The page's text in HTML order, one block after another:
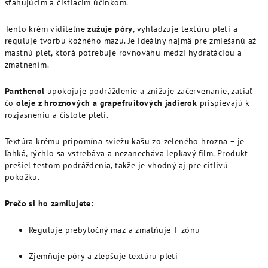
sťahujúcim a čistiacim účinkom.
Tento krém viditeľnezužuje póry, vyhladzuje textúru pleti a
reguluje tvorbu kožného mazu. Je ideálny najmä pre zmiešanú až
mastnú pleť, ktorá potrebuje rovnováhu medzi hydratáciou a
zmatnením.
Panthenol upokojuje podráždenie a znižuje začervenanie, zatiaľ
čooleje z hroznových a grapefruitových jadierok prispievajú k
rozjasneniu a čistote pleti.
Textúra krému pripomína sviežu kašu zo zeleného hrozna – je
ľahká, rýchlo sa vstrebáva a nezanecháva lepkavý film. Produkt
prešiel testom podráždenia, takže je vhodný aj pre citlivú
pokožku.
Prečo si ho zamilujete:
Reguluje prebytočný maz a zmatňuje T-zónu
Zjemňuje póry a zlepšuje textúru pleti